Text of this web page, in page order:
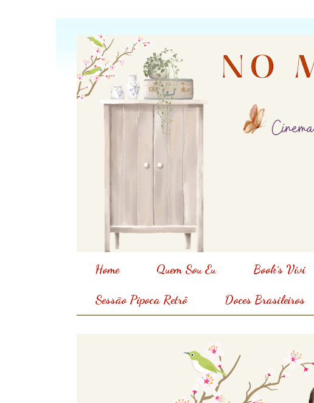
Home Quem Sou Eu Book´s Vivi
Sessão Pipoca Retrô Doces Brasileiros